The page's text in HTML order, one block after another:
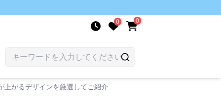
0 0
上がるデザインを厳選してご紹介